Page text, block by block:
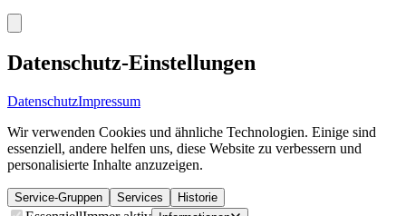
Datenschutz-Einstellungen
DatenschutzImpressum
Wir verwenden Cookies und ähnliche Technologien. Einige sind
essenziell, andere helfen uns, diese Website zu verbessern und
personalisierte Inhalte anzuzeigen.
Service-Gruppen Services Historie